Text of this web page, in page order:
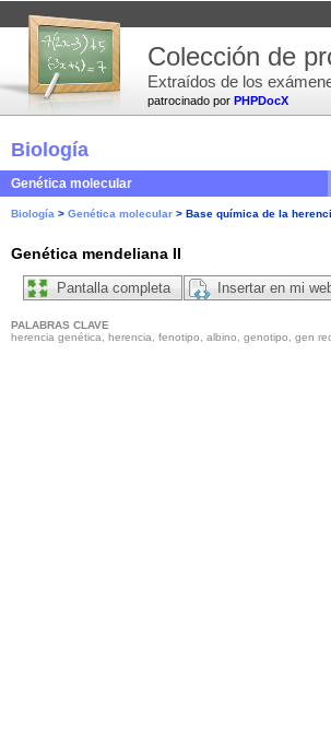
patrocinado por PHPDocX
Colección de
Extraídos de los
Biología
Genética molecular
Biología > Genética molecular > Base química de la
Genética mendeliana II
Pantalla completa Insertar en mi
PALABRAS CLAVE
herencia genética, herencia, fenotipo, albino, genotipo, gen